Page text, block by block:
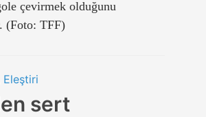
çevirmek olduğunu
(Foto: TFF)
Eleştiri
sert